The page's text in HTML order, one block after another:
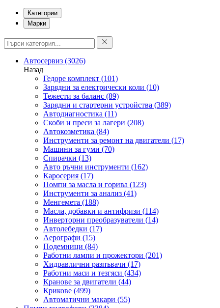
Категории
Марки
Автосервиз (3026)
Назад
Гедоре комплект (101)
Зарядни за електрически коли (10)
Тежести за баланс (89)
Зарядни и стартерни устройства (389)
Автодиагностика (11)
Скоби и преси за лагери (208)
Автокозметика (84)
Инструменти за ремонт на двигатели (17)
Машини за гуми (70)
Спирачки (13)
Авто ръчни инструменти (162)
Каросерия (17)
Помпи за масла и горива (123)
Инструменти за анализ (41)
Менгемета (188)
Масла, добавки и антифризи (114)
Инверторни преобразуватели (14)
Автолебедки (17)
Аерографи (15)
Подемници (84)
Работни лампи и прожектори (201)
Хидравлични разпъвачи (17)
Работни маси и тезгяси (434)
Кранове за двигатели (44)
Крикове (499)
Автоматични макари (55)